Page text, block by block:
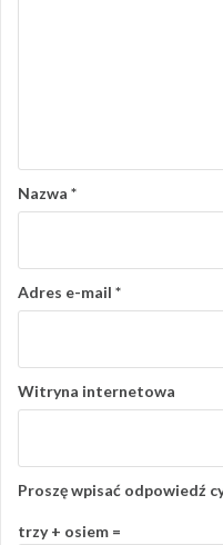
Nazwa *
Adres e-mail *
Witryna internetowa
Proszę wpisać odpowiedź
trzy + osiem =